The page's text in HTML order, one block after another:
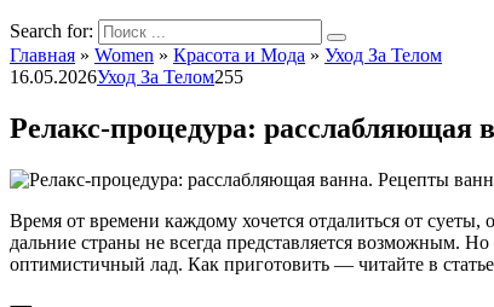
Search for:
Главная » Women » Красота и Мода » Уход За Телом
16.05.2026Уход За Телом255
Релакс-процедура:
Время от времени каждому хочется отдалиться от
дальние страны не всегда представляется возможным.
оптимистичный лад. Как приготовить — читайте в